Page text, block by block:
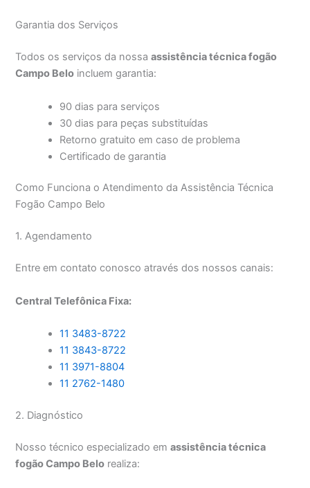
Garantia dos Serviços
Todos os serviços da nossaassistência técnica fogão
Campo Belo incluem garantia:
90 dias para serviços
30 dias para peças substituídas
Retorno gratuito em caso de problema
Certificado de garantia
Como Funciona o Atendimento da Assistência Técnica
Fogão Campo Belo
1. Agendamento
Entre em contato conosco através dos nossos canais:
Central Telefônica Fixa:
11 3483-8722
11 3843-8722
11 3971-8804
11 2762-1480
2. Diagnóstico
Nosso técnico especializado emassistência técnica
fogão Campo Belo realiza: